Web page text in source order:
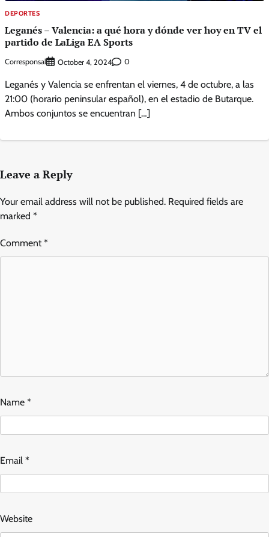
DEPORTES
Leganés – Valencia: a qué hora y dónde ver hoy en TV el
partido de LaLiga EA Sports
Corresponsal October 4, 2024 0
Leganés y Valencia se enfrentan el viernes, 4 de octubre, a las
21:00 (horario peninsular español), en el estadio de Butarque.
Ambos conjuntos se encuentran […]
Leave a Reply
Your email address will not be published. Required fields are
marked *
Comment*
Name *
Email *
Website